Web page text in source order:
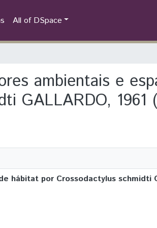
All of DSpace
ambientais e
GALLARDO, 1961
hábitat por Crossodactylus schmidti